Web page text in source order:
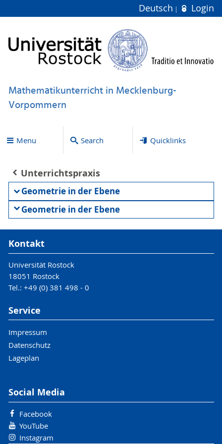
Deutsch Login
Mathematikunterricht in Mecklenburg-
Vorpommern
Menu Search Quicklinks
Unterrichtspraxis
Geometrie in der Ebene
Geometrie in der Ebene
Kontakt
Universität Rostock
18051 Rostock
Tel.: +49 (0) 381 498 - 0
Service
Impressum
Datenschutz
Lageplan
Social Media
Facebook
YouTube
Instagram